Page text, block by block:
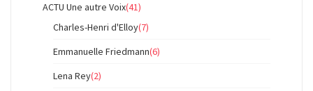
ACTU Une autre Voix(41)
Charles-Henri d'Elloy(7)
Emmanuelle Friedmann(6)
Lena Rey(2)